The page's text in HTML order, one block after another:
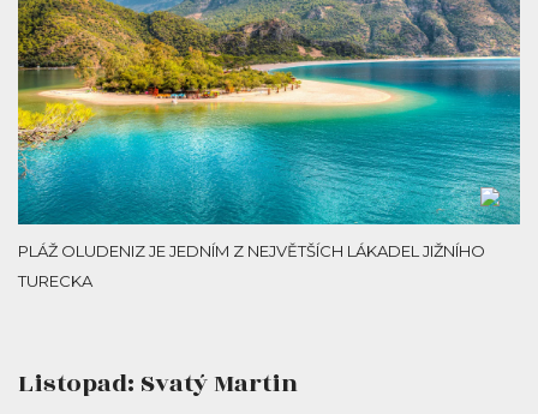
PLÁŽ OLUDENIZ JE JEDNÍM Z NEJVĚTŠÍCH LÁKADEL JIŽNÍHO
TURECKA
Listopad: Svatý Martin